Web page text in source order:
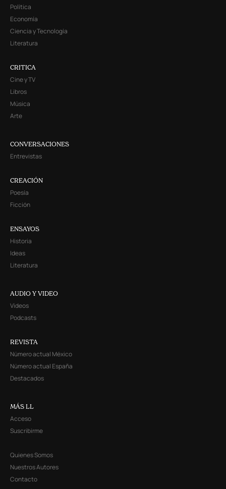
Política
Economía
Ciencia y Tecnología
Literatura
CRITICA
Cine y TV
Libros
Música
Arte
CONVERSACIONES
Entrevistas
CREACIÓN
Poesía
Ficción
ENSAYOS
Historia
Ideas
Literatura
AUDIO Y VIDEO
Videos
Podcasts
REVISTA
Número actual México
Número actual España
Destacados
MÁS LL
Acceso
Suscribirme
Quienes Somos
Nuestros Autores
Contacto